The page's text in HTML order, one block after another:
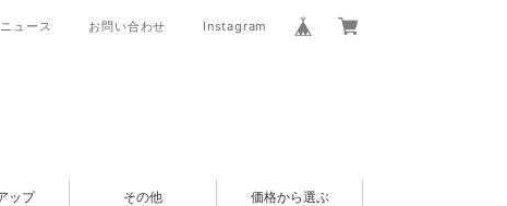
ニュース お問い合わせ Instagram
ップ その他 価格から選ぶ